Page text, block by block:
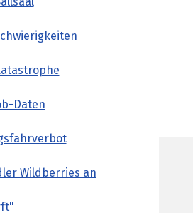
Daten
Wildberries an